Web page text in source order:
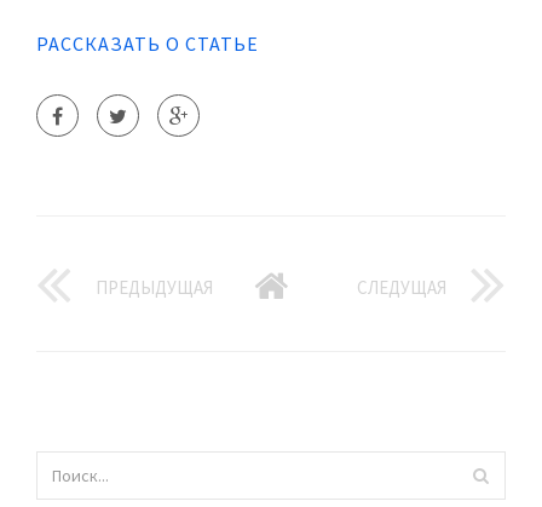
РАССКАЗАТЬ О СТАТЬЕ
ПРЕДЫДУЩАЯ СЛЕДУЩАЯ